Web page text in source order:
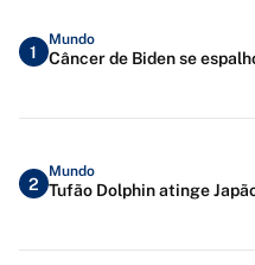
1
Mundo
Câncer de Biden se
2
Mundo
Tufão Dolphin atinge